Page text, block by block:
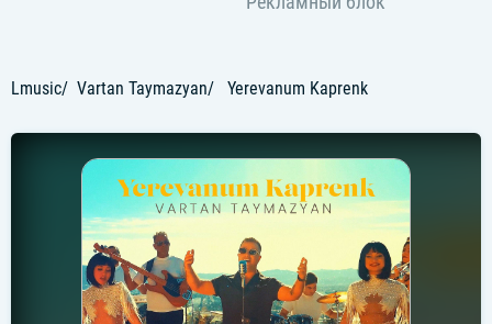
Lmusic Vartan Taymazyan Yerevanum Kaprenk